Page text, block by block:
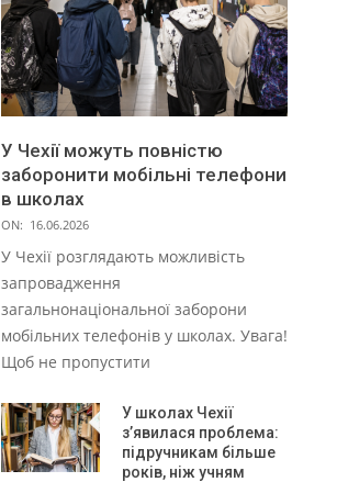
У Чехії можуть повністю
заборонити мобільні телефони
в школах
ON: 16.06.2026
У Чехії розглядають можливість
запровадження
загальнонаціональної заборони
мобільних телефонів у школах. Увага!
Щоб не пропустити
У школах Чехії
з’явилася проблема:
підручникам більше
років, ніж учням